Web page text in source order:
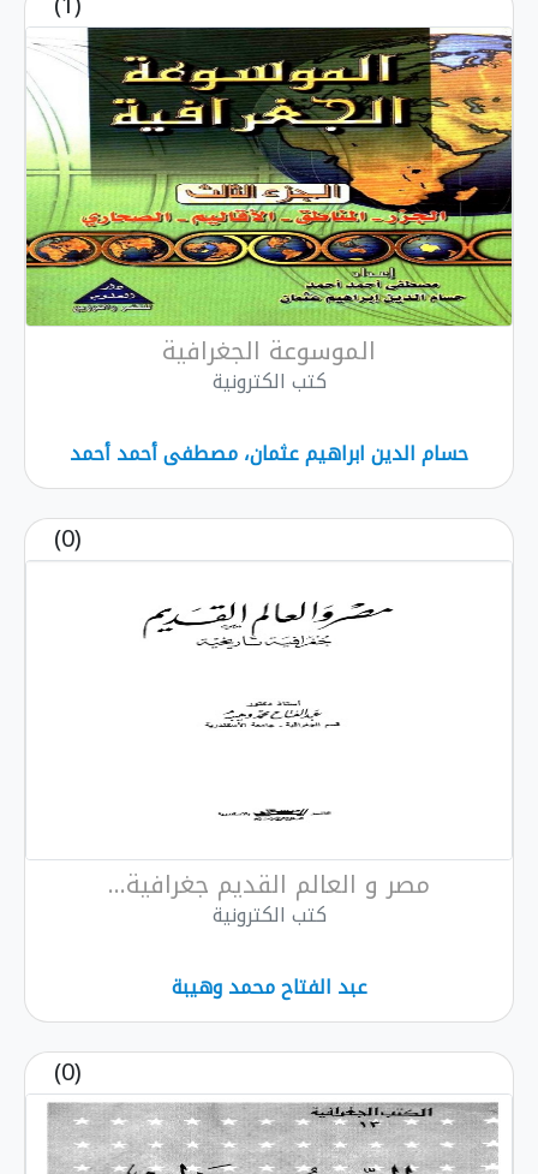
الموسوعة الجغرافية
كتب الكترونية
الدين ابراهيم عثمان، مصطفى أحمد أحمد
مصر و العالم القديم جغرافية...
كتب الكترونية
عبد الفتاح محمد وهيبة